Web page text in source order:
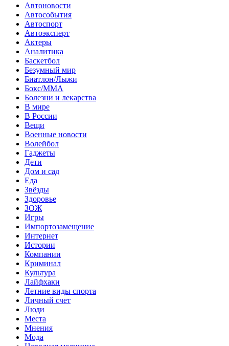
Автоновости
Автособытия
Автоспорт
Автоэксперт
Актеры
Аналитика
Баскетбол
Безумный мир
Биатлон/Лыжи
Бокс/MMA
Болезни и лекарства
В мире
В России
Вещи
Военные новости
Волейбол
Гаджеты
Дети
Дом и сад
Еда
Звёзды
Здоровье
ЗОЖ
Игры
Импортозамещение
Интернет
Истории
Компании
Криминал
Культура
Лайфхаки
Летние виды спорта
Личный счет
Люди
Места
Мнения
Мода